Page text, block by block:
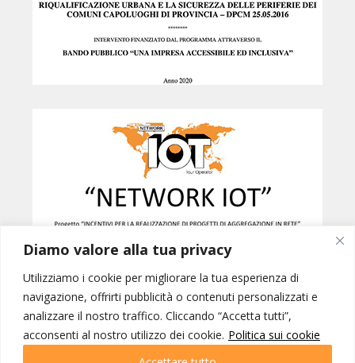
Diamo valore alla tua privacy
Utilizziamo i cookie per migliorare la tua esperienza di
navigazione, offrirti pubblicità o contenuti personalizzati e
analizzare il nostro traffico. Cliccando “Accetta tutti”,
acconsenti al nostro utilizzo dei cookie. Politica sui cookie
Created byB42
NETWORK IOT © INTERNATIONAL ORGANIZATION OF TOURISM SRL -
PORDENONE p.iva 01228770937 | IOT VIAGGI SRL - GORIZIA p.iva